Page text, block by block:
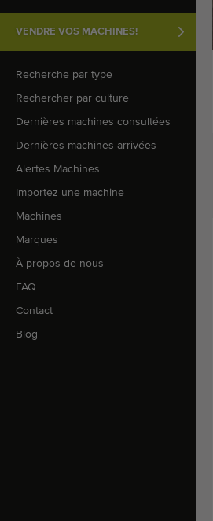
VENDRE VOS MACHINES!
Recherche par type
Rechercher par culture
Dernières machines consultées
Dernières machines arrivées
Alertes Machines
Importez une machine
Machines
Marques
À propos de nous
FAQ
Contact
Blog